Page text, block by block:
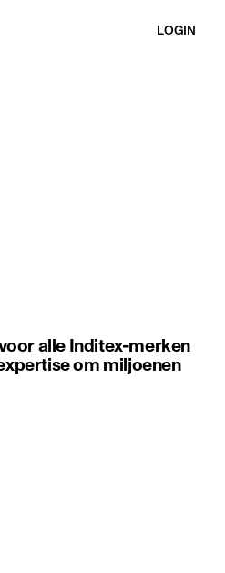
LOGIN
alle Inditex-merken
om miljoenen